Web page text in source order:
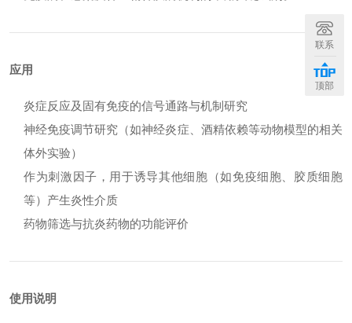
应用
炎症反应及固有免疫的信号通路与机制研究
神经免疫调节研究（如神经炎症、酒精依赖等动物模型的相关
体外实验）
作为刺激因子，用于诱导其他细胞（如免疫细胞、胶质细胞
等）产生炎性介质
药物筛选与抗炎药物的功能评价
使用说明
联系
顶部